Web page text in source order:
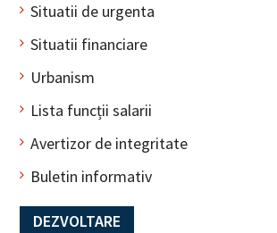
Situatii de urgenta
Situatii financiare
Urbanism
Lista funcții salarii
Avertizor de integritate
Buletin informativ
DEZVOLTARE